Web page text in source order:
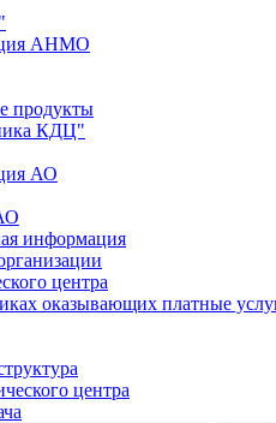
АНМО
продукты
КДЦ"
АО
информация
центра
оказывающих платные
центра